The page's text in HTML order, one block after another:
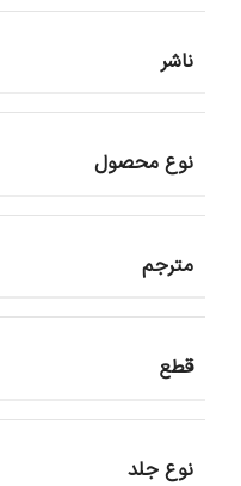
ناشر
نوع محصول
مترجم
قطع
نوع جلد